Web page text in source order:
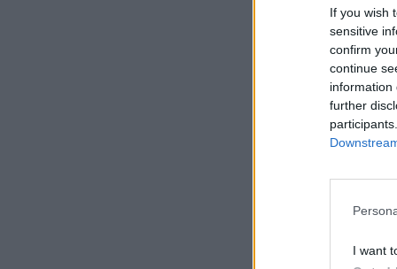
If you wish
sensitive
confirm
continue
information
further
I want